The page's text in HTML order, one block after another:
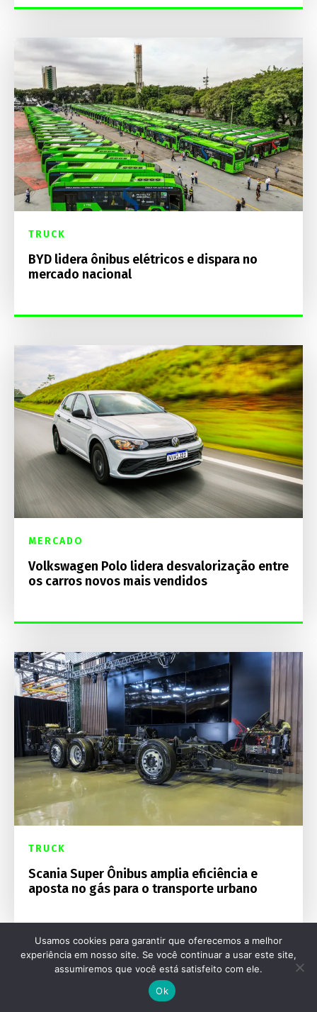
TRUCK
BYD lidera ônibus elétricos e dispara no
mercado nacional
MERCADO
Volkswagen Polo lidera desvalorização entre
os carros novos mais vendidos
TRUCK
Scania Super Ônibus amplia eficiência e
aposta no gás para o transporte urbano
Destaques Mecânica Online
Usamos cookies para garantir que oferecemos a melhor
experiência em nosso site. Se você continuar a usar este site,
assumiremos que você está satisfeito com ele.
Ok